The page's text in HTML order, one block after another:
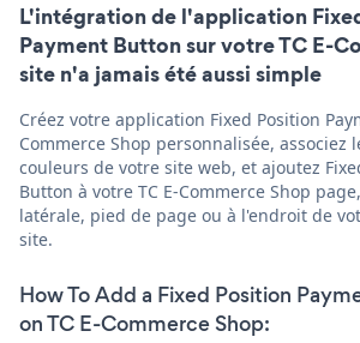
L'intégration de l'application
Payment Button sur votre TC E-
site n'a jamais été aussi simple
Créez votre application Fixed Position
Commerce Shop personnalisée, associez
couleurs de votre site web, et ajoutez
Button à votre TC E-Commerce Shop
latérale, pied de page ou à l'endroit de
site.
How To Add a Fixed Position
on TC E-Commerce Shop: